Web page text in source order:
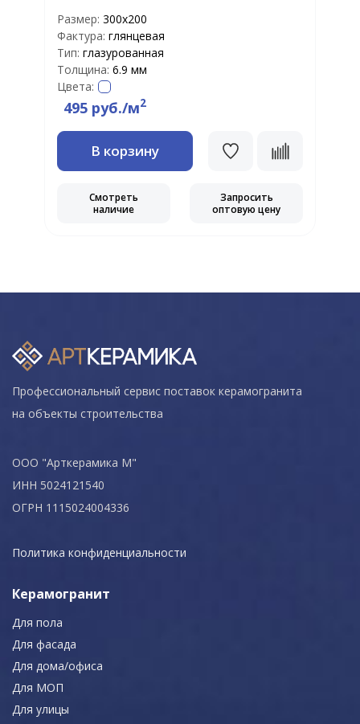
Размер: 300х200
Фактура: глянцевая
Тип: глазурованная
Толщина: 6.9 мм
Цвета:
495 руб./м2
В корзину
Смотреть
наличие
Запросить
оптовую цену
Профессиональный сервис поставок керамогранита
на объекты строительства
ООО "Арткерамика М"
ИНН 5024121540
ОГРН 1115024004336
Политика конфиденциальности
Керамогранит
Для пола
Для фасада
Для дома/офиса
Для МОП
Для улицы